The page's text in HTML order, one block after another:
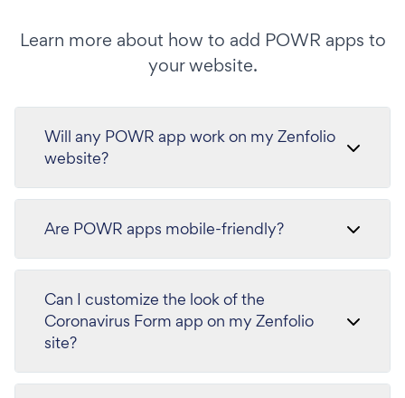
Learn more about how to add POWR apps to
your website.
Will any POWR app work on my Zenfolio
website?
Are POWR apps mobile-friendly?
Can I customize the look of the
Coronavirus Form app on my Zenfolio
site?